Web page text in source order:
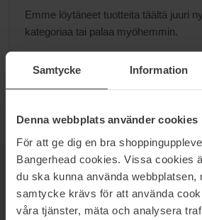
Samtycke Information
Denna webbplats använder cookies
För att ge dig en bra
Bangerhead cookies. Vissa cookies
du ska kunna använda webbplatsen,
samtycke krävs för att använda
våra tjänster, mäta och analysera
Emme löytäneet tuotteita täältä juuri
kategoriaa tai palaa myöhemmin.
Siirry kategoriaan B
UUTISKIRJEOLE